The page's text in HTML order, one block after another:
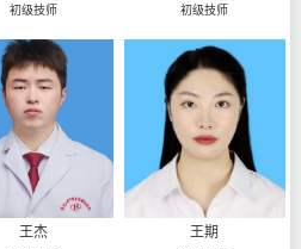
初级技师 初级技师
王杰 王期